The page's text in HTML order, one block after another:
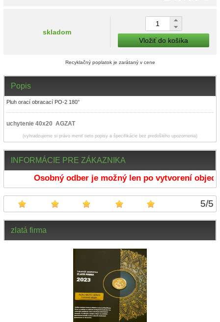
INFORMÁCIE PRE ZÁKAZNIKA
Osobný odber je možný len po vytvorení
5/5
zlatá firma
skladom
Vložiť do košíka
Recyklačný poplatok je zarátaný v cene
Popis
Pluh orací obracací PO-2 180°
uchytenie 40x20 AGZAT
(vyhradzujeme si právo meniť tieto popisy a špecifikácie bez predošlého upozornenia)